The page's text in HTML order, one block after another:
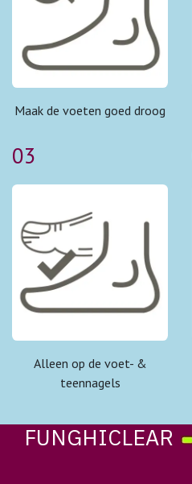
Maak de voeten goed droog
03
Alleen op de voet- &
teennagels
FUNGHICLEAR